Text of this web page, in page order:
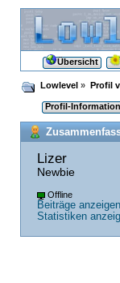
Übersicht
Lowlevel » Profil
Profil-Information
Lizer
Newbie
Offline
Beiträge anzeigen
Statistiken